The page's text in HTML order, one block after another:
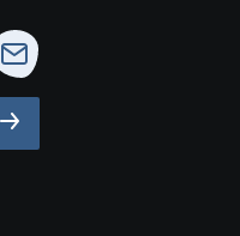
Newsletter